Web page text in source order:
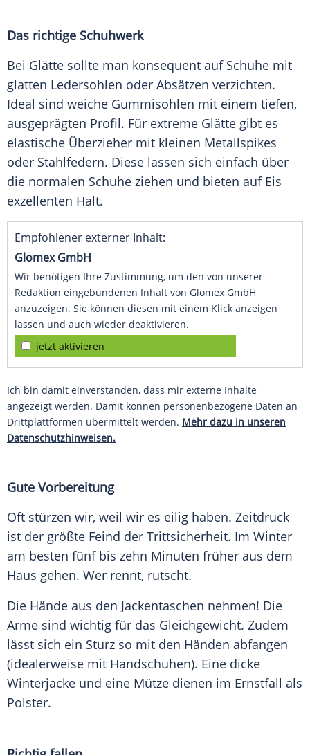
Das richtige Schuhwerk
Bei Glätte sollte man konsequent auf Schuhe mit
glatten Ledersohlen oder Absätzen verzichten.
Ideal sind weiche Gummisohlen mit einem tiefen,
ausgeprägten Profil. Für extreme Glätte gibt es
elastische Überzieher mit kleinen Metallspikes
oder Stahlfedern. Diese lassen sich einfach über
die normalen Schuhe ziehen und bieten auf Eis
exzellenten Halt.
Empfohlener externer Inhalt:
Glomex GmbH
Wir benötigen Ihre Zustimmung, um den von unserer
Redaktion eingebundenen Inhalt von Glomex GmbH
anzuzeigen. Sie können diesen mit einem Klick anzeigen
lassen und auch wieder deaktivieren.
jetzt aktivieren
Ich bin damit einverstanden, dass mir externe Inhalte
angezeigt werden. Damit können personenbezogene Daten an
Drittplattformen übermittelt werden. Mehr dazu in unseren
Datenschutzhinweisen.
Gute Vorbereitung
Oft stürzen wir, weil wir es eilig haben. Zeitdruck
ist der größte Feind der Trittsicherheit. Im Winter
am besten fünf bis zehn Minuten früher aus dem
Haus gehen. Wer rennt, rutscht.
Die Hände aus den Jackentaschen nehmen! Die
Arme sind wichtig für das Gleichgewicht. Zudem
lässt sich ein Sturz so mit den Händen abfangen
(idealerweise mit Handschuhen). Eine dicke
Winterjacke und eine Mütze dienen im Ernstfall als
Polster.